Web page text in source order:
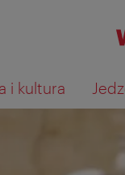
i kultura